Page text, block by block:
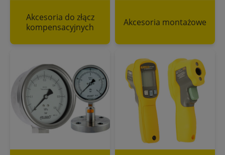
Akcesoria do złącz
kompensacyjnych
Akcesoria montażowe